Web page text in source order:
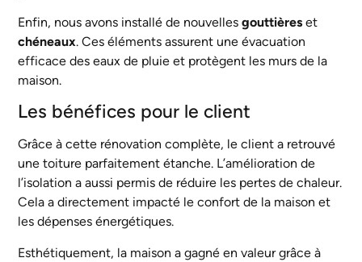
Enfin, nous avons installé de nouvellesgouttières et
chéneaux. Ces éléments assurent une évacuation
efficace des eaux de pluie et protègent les murs de la
maison.
Les bénéfices pour le client
Grâce à cette rénovation complète, le client a retrouvé
une toiture parfaitement étanche. L’amélioration de
l’isolation a aussi permis de réduire les pertes de chaleur.
Cela a directement impacté le confort de la maison et
les dépenses énergétiques.
Esthétiquement, la maison a gagné en valeur grâce à